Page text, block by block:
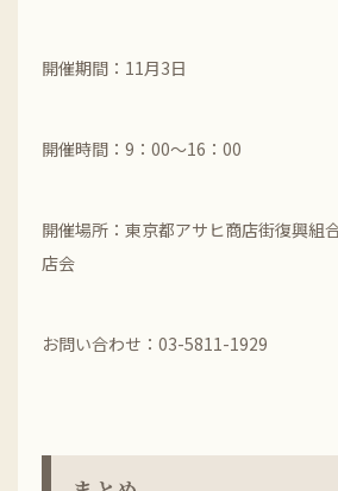
開催期間：11月3日
開催時間：9：00～16：00
開催場所：東京都アサヒ商店街復興組
店会
お問い合わせ：03-5811-1929